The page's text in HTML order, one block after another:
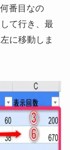
番目なの
て行き、最
に移動しま